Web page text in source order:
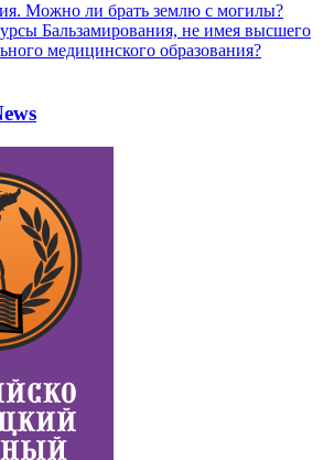
Можно ли брать землю с могилы?
Бальзамирования, не имея высшего
медицинского образования?